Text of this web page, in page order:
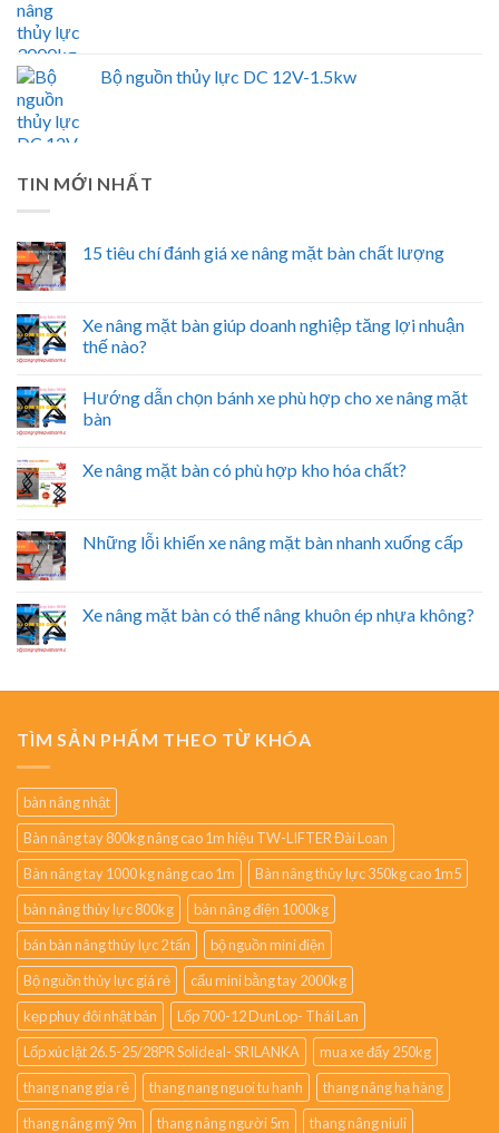
Bộ nguồn thủy lực DC 12V-1.5kw
TIN MỚI NHẤT
15 tiêu chí đánh giá xe nâng mặt bàn chất lượng
Xe nâng mặt bàn giúp doanh nghiệp tăng lợi nhuận
thế nào?
Hướng dẫn chọn bánh xe phù hợp cho xe nâng mặt
bàn
Xe nâng mặt bàn có phù hợp kho hóa chất?
Những lỗi khiến xe nâng mặt bàn nhanh xuống cấp
Xe nâng mặt bàn có thể nâng khuôn ép nhựa không?
TÌM SẢN PHẨM THEO TỪ KHÓA
bàn nâng nhật
Bàn nâng tay 800kg nâng cao 1m hiệu TW-LIFTER Đài Loan
Bàn nâng tay 1000 kg nâng cao 1m
Bàn nâng thủy lực 350kg cao 1m5
bàn nâng thủy lực 800kg
bàn nâng điện 1000kg
bán bàn nâng thủy lực 2 tấn
bộ nguồn mini điện
Bộ nguồn thủy lực giá rẻ
cẩu mini bằng tay 2000kg
kẹp phuy đôi nhật bản
Lốp 700-12 DunLop- Thái Lan
Lốp xúc lật 26.5-25/28PR Solideal- SRILANKA
mua xe đẩy 250kg
thang nang gia rẻ
thang nang nguoi tu hanh
thang nâng hạ hàng
thang nâng mỹ 9m
thang nâng người 5m
thang nâng niuli